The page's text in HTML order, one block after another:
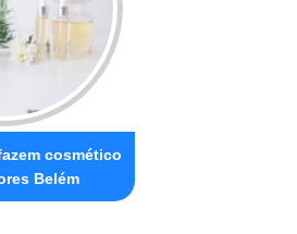
cosmético
Belém